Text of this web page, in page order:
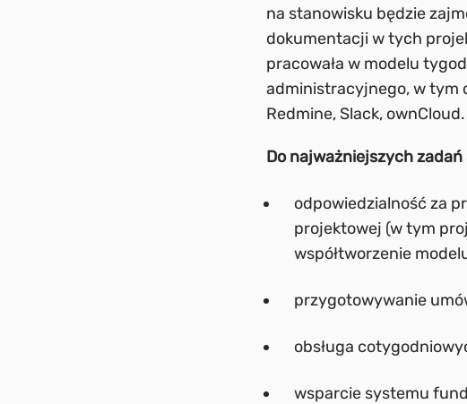
na stanowisku będzie
dokumentacji w tych
pracowała w modelu
administracyjnego, w tym
Redmine, Slack, ownCloud.
Do najważniejszych
odpowiedzialność za
projektowej (w tym
współtworzenie
przygotowywanie
obsługa
wsparcie systemu